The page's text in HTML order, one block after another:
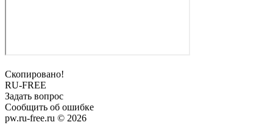
Скопировано!
RU-FREE
Задать вопрос
Сообщить об ошибке
pw.ru-free.ru © 2026